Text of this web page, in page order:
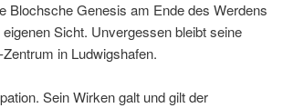
Blochsche Genesis am Ende des Werdens
Sicht. Unvergessen bleibt seine
in Ludwigshafen.
Sein Wirken galt und gilt der